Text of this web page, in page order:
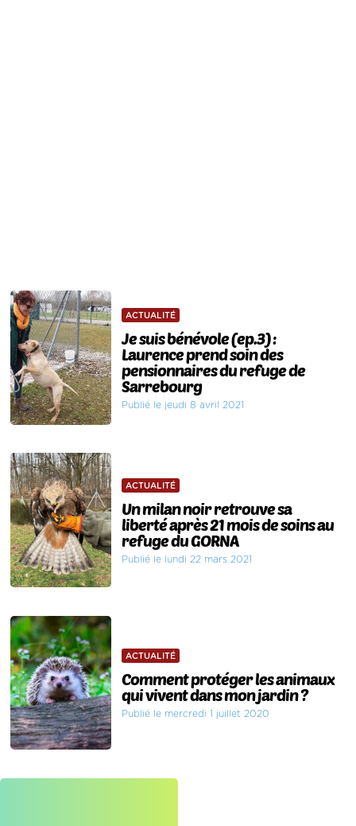
ACTUALITÉ
Je suis bénévole (ep.3) :
Laurence prend soin des
pensionnaires du refuge de
Sarrebourg
Publié le jeudi 8 avril 2021
ACTUALITÉ
Un milan noir retrouve sa
liberté après 21 mois de soins au
refuge du GORNA
Publié le lundi 22 mars 2021
ACTUALITÉ
Comment protéger les animaux
qui vivent dans mon jardin ?
Publié le mercredi 1 juillet 2020